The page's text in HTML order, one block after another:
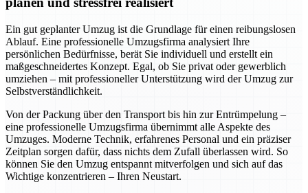
Ein gut geplanter Umzug ist die Grundlage für einen reibungslosen
Ablauf. Eine professionelle Umzugsfirma analysiert Ihre
persönlichen Bedürfnisse, berät Sie individuell und erstellt ein
maßgeschneidertes Konzept. Egal, ob Sie privat oder gewerblich
umziehen – mit professioneller Unterstützung wird der Umzug zur
Selbstverständlichkeit.
Von der Packung über den Transport bis hin zur Entrümpelung –
eine professionelle Umzugsfirma übernimmt alle Aspekte des
Umzuges. Moderne Technik, erfahrenes Personal und ein präziser
Zeitplan sorgen dafür, dass nichts dem Zufall überlassen wird. So
können Sie den Umzug entspannt mitverfolgen und sich auf das
Wichtige konzentrieren – Ihren Neustart.